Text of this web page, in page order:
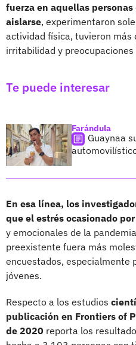
fuerza en aquellas
aislarse, experimentaron
actividad física, tuvieron más
irritabilidad y
Te puede interesar
Farándula
Guaynaa
En esa línea, los
que el estrés ocasionado
y emocionales de la
preexistente fuera más
encuestados, especialmente
jóvenes.
Respecto a los estudios
publicación en Frontiers of
de 2020 reporta los